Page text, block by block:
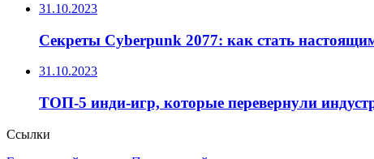
31.10.2023
Секреты Cyberpunk 2077: как стать
31.10.2023
ТОП-5 инди-игр, которые перевернули
Ссылки